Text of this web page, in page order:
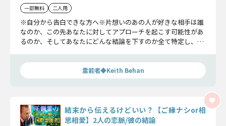
一部無料 二人用
※自分から告白できな方へ※片想いのあの人が好きな相手は誰
なのか、この先あなたに対してアプローチを起こす可能性があ
るのか、そしてあなたにどんな結論を下すのか全て特定し、現
霊能者◆Keith Behan
結末から伝えるけどいい？【ご縁ナシor相
思相愛】2人の恋脈/彼の結論